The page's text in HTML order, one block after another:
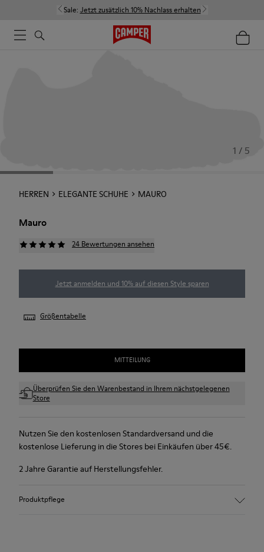
Sale: Jetzt zusätzlich 10% Nachlass erhalten
1 / 5
HERREN ELEGANTE SCHUHE MAURO
Mauro
24 Bewertungen ansehen
Jetzt anmelden und 10% auf diesen Style sparen
Größentabelle
MITTEILUNG
Überprüfen Sie den Warenbestand in Ihrem nächstgelegenen
Store
Nutzen Sie den kostenlosen Standardversand und die
kostenlose Lieferung in die Stores bei Einkäufen über 45€.
2 Jahre Garantie auf Herstellungsfehler.
Produktpflege